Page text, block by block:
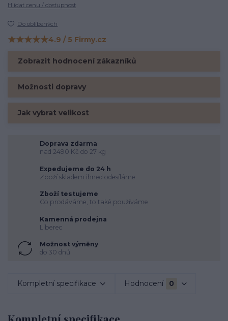
Hlídat cenu / dostupnost
Do oblíbených
Hodnocení na Firmy.cz
★★★★★4.9 / 5 Firmy.cz
Zobrazit hodnocení zákazníků
Možnosti dopravy
Jak vybrat velikost
Doprava zdarma
nad 2490 Kč do 27 kg
Expedujeme do 24 h
Zboží skladem ihned odesíláme
Zboží testujeme
Co prodáváme, to také používáme
Kamenná prodejna
Liberec
Možnost výměny
do 30 dnů
Kompletní specifikace Hodnocení 0